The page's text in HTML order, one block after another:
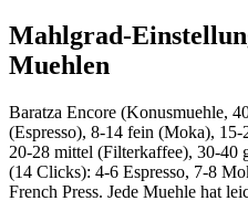
Mahlgrad-
Muehlen
Baratza Encore (Konusmuehle,
(Espresso), 8-14 fein (Moka),
20-28 mittel (Filterkaffee), 30-40
(14 Clicks): 4-6 Espresso, 7-8
French Press. Jede Muehle hat